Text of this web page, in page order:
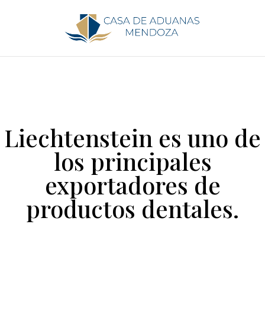
Liechtenstein es uno de
los principales
exportadores de
productos dentales.